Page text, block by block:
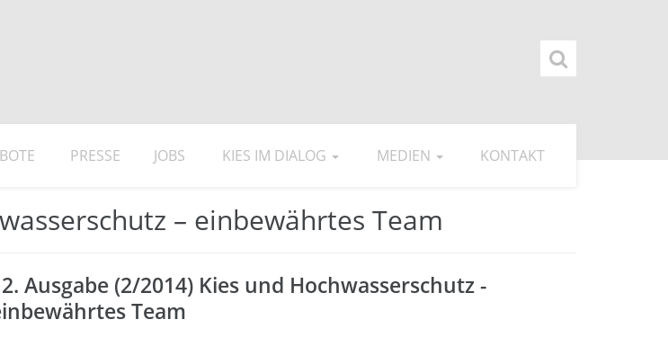
PRESSE JOBS KIES IM DIALOG MEDIEN KONTAKT
– einbewährtes Team
Ausgabe (2/2014) Kies und Hochwasserschutz -
Team